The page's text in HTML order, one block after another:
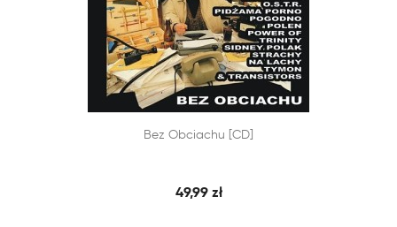
DODAJ DO KOSZYKA
SZYBKI PODGLĄD
Bez Obciachu [CD]
49,99 zł